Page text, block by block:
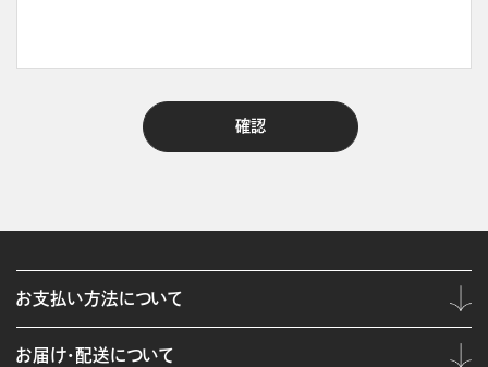
お支払い方法について
お届け・配送について